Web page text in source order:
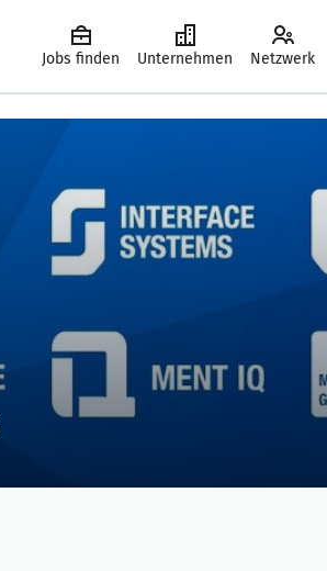
Jobs finden Unternehmen Netzwerk